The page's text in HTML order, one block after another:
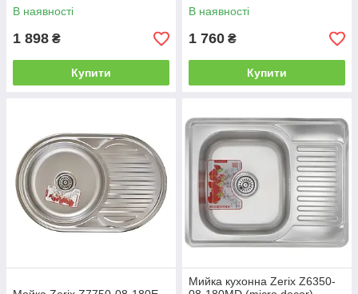
В наявності
1 898 ₴
Купити
В наявності
1 760 ₴
Купити
Мийка кухонна Zerix Z6350-